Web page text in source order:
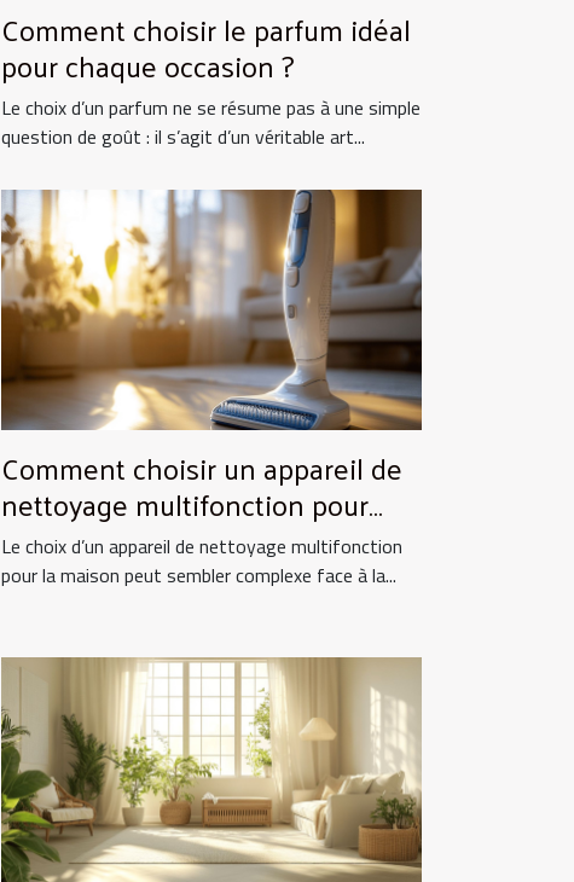
Comment choisir le parfum idéal
pour chaque occasion ?
Le choix d’un parfum ne se résume pas à une simple
question de goût : il s’agit d’un véritable art...
Comment choisir un appareil de
nettoyage multifonction pour
votre maison ?
Le choix d’un appareil de nettoyage multifonction
pour la maison peut sembler complexe face à la...